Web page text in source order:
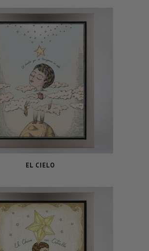
EL CIELO